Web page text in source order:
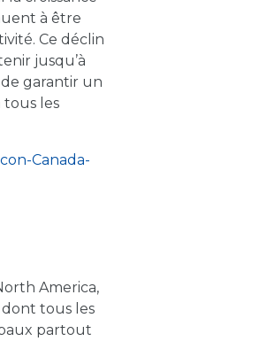
à être
Ce déclin
jusqu’à
garantir un
tous les
Canada-
America,
dont tous les
partout